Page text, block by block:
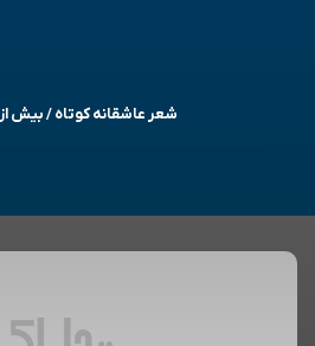
شعر عاشقانه کوتاه / بیش از ۷۰ شعر زیبا